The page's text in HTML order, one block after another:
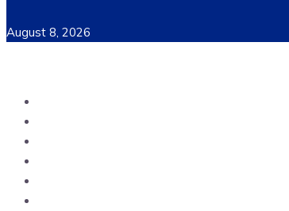
August 8, 2026